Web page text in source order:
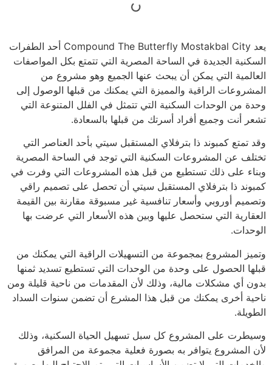
يعد Compound The Butterfly Mostakbal City أحد الطفرات
السكنية الجديدة في الساحة المصرية التي تتمتع بكل المواصفات
العالمية التي يمكن أن يبحث عنها الجميع وهو مشروع من
المشروعات الراقية والمميزة التي يمكنك من قبلها الوصول إلى
وحدة من الوحدات السكنية التي تتمثل في الفلل المتنوعة التي
تشعر أنت وجميع أفراد أسرتك من قبلها بالسعادة.
وقد تمتع كمبوند ذا بترفلاي المستقبل سيتي بأحد العناصر التي
تختلف عن المشروعات السكنية التي توجد في الساحة المصرية
وبناء على ذلك تستطيع من قبل هذه المشروعات التي وفرت في
كمبوند ذا بترفلاي المستقبل سيتي أن تحصل على تصميم راقي
وتصميم أوروبي وأسعار تنافسية غير مسبوقة مقارنة بين القيمة
العقارية التي ستحصل عليها وبين هذه الأسعار التي عرضت بها
الوحدات.
وتميز المشروع بمجموعة من التسهيلات الراقية التي يمكنك من
قبلها الحصول على وحدة من الوحدات التي تستطيع تسديد ثمنها
بدون أي مشكلات مالية، وذلك لأن المقدمات من ناحية قليلة ومن
ناحية أخرى يمكنك من قبل هذا المشرع أن تضمن سنوات السداد
الطويلة.
وسيطرت على المشروع كل سبل تسهيل الحياة السكنية، وذلك
لأن المشروع يتوافر به بصورة فعلية مجموعة من المرافق